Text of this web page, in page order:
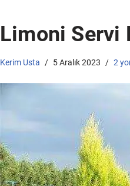
Limoni Servi
Kerim Usta 5 Aralık 2023 2